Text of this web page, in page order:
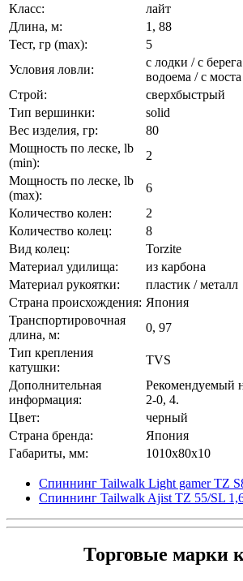
Класс:
лайт
Длина, м:
1, 88
Тест, гр (max):
5
Условия ловли:
с лодки / с
водоема / с моста
Строй:
сверхбыстрый
Тип вершинки:
solid
Вес изделия, гр:
80
Мощность по леске, lb
(min):
2
Мощность по леске, lb
(max):
6
Количество колен:
2
Количество колец:
8
Вид колец:
Torzite
Материал удилища:
из карбона
Материал рукоятки:
пластик / металл
Страна происхождения: Япония
Транспортировочная
длина, м:
0, 97
Тип крепления
катушки:
TVS
Дополнительная
информация:
Рекомендуемый
2-0, 4.
Цвет:
черный
Страна бренда:
Япония
Габариты, мм:
1010x80x10
Спиннинг Tailwalk Light gamer TZ
Спиннинг Tailwalk Ajist TZ 55/SL
Торговые марки